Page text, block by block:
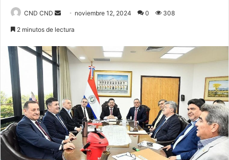
CND CND
Send noviembre 12, 2024 0 308
2 minutos de lectura